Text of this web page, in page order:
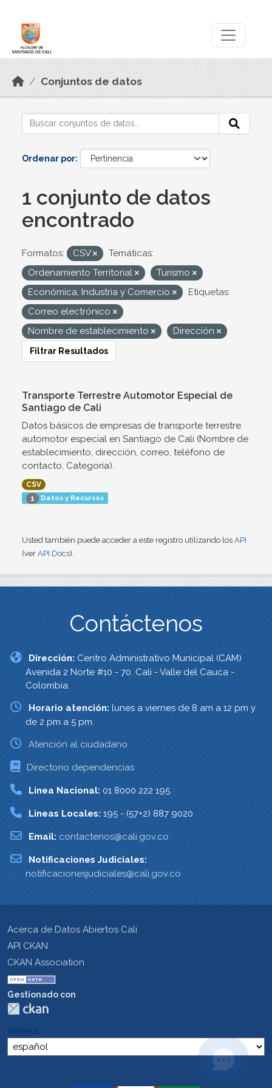
Conjuntos de datos
Ordenar por
1 conjunto de datos
encontrado
Formatos: CSV
Temáticas:
Ordenamiento Territorial
Turismo
Económica, Industria y Comercio
Etiquetas:
Correo electrónico
Nombre de establecimiento
Dirección
Filtrar Resultados
Transporte Terrestre Automotor Especial de
Santiago de Cali
Datos básicos de empresas de transporte terrestre
automotor especial en Santiago de Cali (Nombre de
establecimiento, dirección, correo, teléfono de
contacto, Categoría).
CSV
1 Datos y Recursos
Usted también puede acceder a este registro utilizando los API
(ver API Docs).
Contáctenos
Dirección: Centro Administrativo Municipal (CAM)
Avenida 2 Norte #10 - 70. Cali - Valle del Cauca -
Colombia.
Horario atención: lunes a viernes de 8 am a 12 pm y
de 2 pm a 5 pm.
Atención al ciudadano
Directorio dependencias
Linea Nacional: 01 8000 222 195
Lineas Locales: 195 - (57+2) 887 9020
Email: contactenos@cali.gov.co
Notificaciones Judiciales:
notificacionesjudiciales@cali.gov.co
Acerca de Datos Abiertos Cali
API CKAN
CKAN Association
Gestionado con